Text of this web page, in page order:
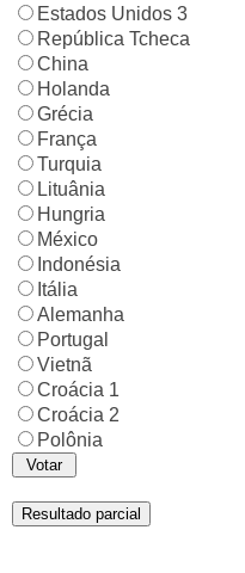
Estados Unidos 3
República Tcheca
China
Holanda
Grécia
França
Turquia
Lituânia
Hungria
México
Indonésia
Itália
Alemanha
Portugal
Vietnã
Croácia 1
Croácia 2
Polônia